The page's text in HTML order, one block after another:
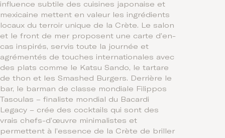
influence subtile des cuisines japonaise et
mexicaine mettent en valeur les ingrédients
locaux du terroir unique de la Crète. Le salon
et le front de mer proposent une carte d’en-
cas inspirés, servis toute la journée et
agrémentés de touches internationales avec
des plats comme le Katsu Sando, le tartare
de thon et les Smashed Burgers. Derrière le
bar, le barman de classe mondiale Filippos
Tasoulas – finaliste mondial du Bacardi
Legacy – crée des cocktails qui sont des
vrais chefs-d’œuvre minimalistes et
permettent à l’essence de la Crète de briller